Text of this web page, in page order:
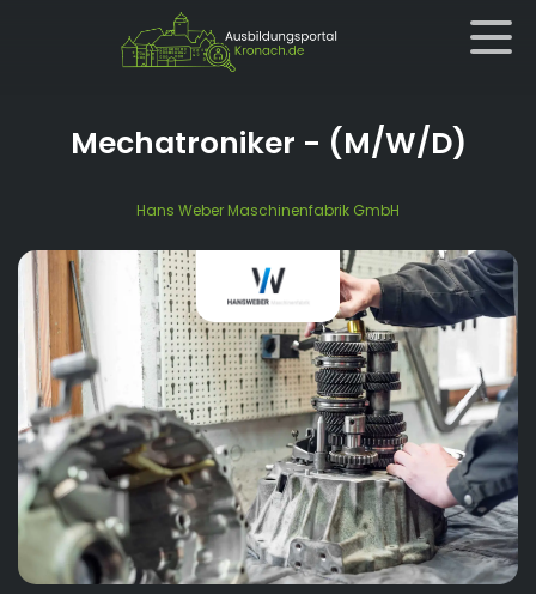
Mechatroniker - (M/W/D)
Hans Weber Maschinenfabrik GmbH